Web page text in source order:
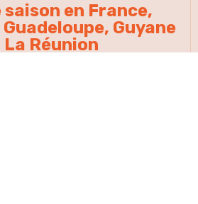
en France,
Guyane
La Réunion